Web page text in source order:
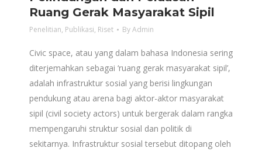
Ruang Gerak Masyarakat Sipil
Penelitian, Publikasi, Riset ByAdmin
Civic space, atau yang dalam bahasa Indonesia sering
diterjemahkan sebagai ‘ruang gerak masyarakat sipil’,
adalah infrastruktur sosial yang berisi lingkungan
pendukung atau arena bagi aktor-aktor masyarakat
sipil (civil society actors) untuk bergerak dalam rangka
mempengaruhi struktur sosial dan politik di
sekitarnya. Infrastruktur sosial tersebut ditopang oleh